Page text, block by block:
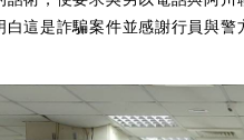
這是詐騙案件並感謝行員與警